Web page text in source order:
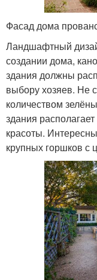
Фасад дома
Ландшафтный
создании дома,
здания должны
выбору хозяев. Не
количеством
здания
красоты.
крупных горшков с